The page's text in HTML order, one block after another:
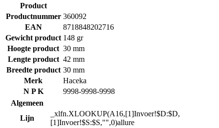
Product
Productnummer 360092
EAN
8718848202716
Gewicht product 148 gr
Hoogte product 30 mm
Lengte product 42 mm
Breedte product 30 mm
Merk
Haceka
N P K
9998-9998-9998
Algemeen
Lijn
_xlfn.XLOOKUP(A16,[1]Invoer!$D:$D,
[1]Invoer!$S:$S,"",0)allure